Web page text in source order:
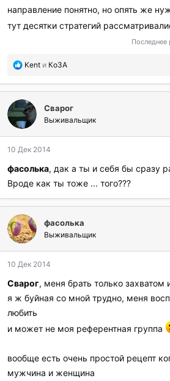
направление понятно, но опять же
тут десятки стратегий
Последнее
П
б
а
г
о
а
и
л
и
:
Kent и КоЗА
Сварог
Выживальщик
10 Дек 2014
фасолька, дак а ты и себя бы сразу
Вроде как ты тоже ... того???
фасолька
Выживальщик
10 Дек 2014
Сварог, меня брать только захватом
я ж буйная со мной трудно, меня
любить
и может не моя референтная группа
вообще есть очень простой рецепт
мужчина и женщина